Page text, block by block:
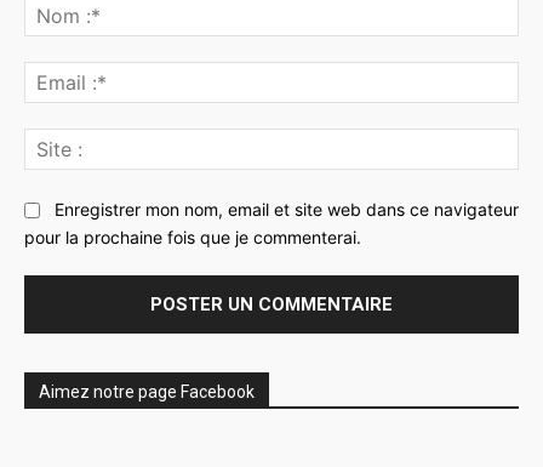
:*
:*
:
Enregistrer mon nom, email et site web dans ce navigateur
pour la prochaine fois que je commenterai.
Aimez notre page Facebook